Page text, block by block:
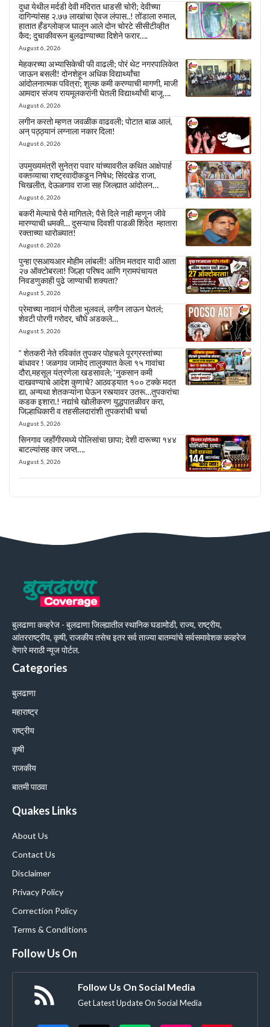
दुधा येथील मर्दडी देवी मंदिरात धाडसी चोरी; देवीच्या
दागिन्यांसह २.७७ लाखांचा ऐवज लंपास..! तोंडाला रुमाल,
हातात हँडग्लोव्हज घालून आले दोन चोरटे सीसीटीव्हीत
कैद; दुचाकीवरून बुलढाण्याच्या दिशेने फरार….
August 6, 2026
मेहकरच्या अभ्यासिकेची फी वाढली; पोरं थेट नगरपालिकेत
जाऊन बसली! दोनशेहून अधिक विद्यार्थ्यांचा
आंदोलनात्मक पवित्रा; शुल्क कमी करण्याची मागणी, माजी
आमदार संजय रायमूलकरांनी घेतली विद्यार्थ्यांची बाजू….
August 6, 2026
लगीन करतो म्हणत जवळीक वाढवली; पोटात बाळ आलं,
अन् पठ्ठ्यानं लग्नाला नकार दिला!
August 6, 2026
उपमुख्यमंत्री सुनेत्रा पवार यांच्यावरील कथित आक्षेपार्ह
वक्तव्याचा राष्ट्रवादीकडून निषेध; सिंदखेड राजा,
चिखलीत, देऊळगाव राजा सह जिल्ह्यात आंदोलन…
August 6, 2026
बकरी मेल्याचे पैसे मागितले; पैसे दिले नाही म्हणून जीवे
मारण्याची धमकी… दुसऱ्याच दिवशी पाडळी शिंदेत म्हातारा
रक्ताच्या थारोळ्यात!
August 6, 2026
पुन्हा एसआयआर मोहीम लांबली! अंतिम मतदार यादी आता
२७ ऑक्टोबरला! जिल्हा परिषद आणि ग्रामपंचायत
निवडणुकाही पुढे जाण्याची शक्यता?
August 5, 2026
प्रेमाच्या नावानं पोरीला भुलवलं, लगीन लाऊन घेतलं;
शेवटी पोरगी गरोदर, चौघे अडकले…
August 5, 2026
” शेतकरी नेते रविकांत तुपकर पोहचले पूरग्रस्तांच्या
बांधावर ! जळगाव जामोद तालुक्यात केला १५ गावांचा
दौरा,महसूल यंत्रणेला खडसावले; ‘नुकसान कमी
दाखवण्याचे आदेश कुणाचे? आठवड्यात १०० टक्के मदत
द्या, अन्यथा शेतकऱ्यांना घेऊन रस्त्यावर उतरू…तुपकरांचा
कडक इशारा.! नद्यांचे खोलीकरण युद्धपातळीवर करा,
जिल्हाधिकारी व तहसीलदारांशी तुपकरांची चर्चा
August 5, 2026
सिनगाव जहाँगीरमध्ये पोलिसांचा छापा; देशी दारूच्या १४४
बाटल्यांसह कार जप्त….
August 5, 2026
बुलढाणा कव्हरेज - बुलढाणा जिल्ह्यातील स्थानिक घडामोडी, राज्य, राष्ट्रीय,
आंतरराष्ट्रीय, कृषी, राजकीय तसेच इतर सर्व ताज्या बातम्यांचे सर्वसमावेशक कव्हरेज
देणारे मराठी न्यूज पोर्टल.
Categories
बुलढाणा
महाराष्ट्र
राष्ट्रीय
कृषी
राजकीय
बातमी पाठवा
Quakes Links
About Us
Contact Us
Disclaimer
Privacy Policy
Correction Policy
Terms & Conditions
Follow Us On
Follow Us On Social Media
Get Latest Update On Social Media